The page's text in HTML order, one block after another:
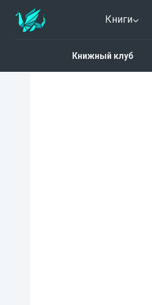
Книги
Книжный клуб
Нет оценок